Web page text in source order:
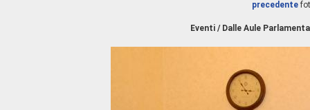
precedente
Eventi / Dalle Aule